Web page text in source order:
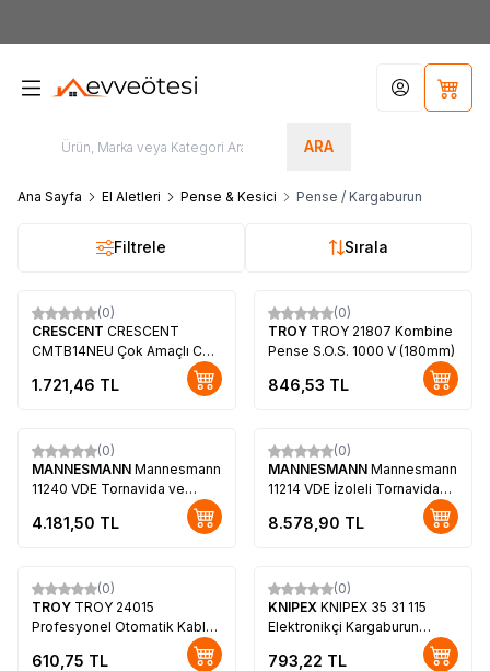
ARA
Hesabım
Ana Sayfa El Aletleri Pense & Kesici Pense / Kargaburun
Filtrele Sırala
(0)
CRESCENT CRESCENT
CMTB14NEU Çok Amaçlı Cep
Pensesi (14 Fonksiyonlu)
1.721,46 TL
(0)
TROY TROY 21807 Kombine
Pense S.O.S. 1000 V (180mm)
846,53 TL
(0)
MANNESMANN Mannesmann
11240 VDE Tornavida ve
4.181,50 TL
(0)
MANNESMANN Mannesmann
11214 VDE İzoleli Tornavida
8.578,90 TL
(0)
TROY TROY 24015
Profesyonel Otomatik Kablo
610,75 TL
(0)
KNIPEX KNIPEX 35 31 115
Elektronikçi Kargaburun
793,22 TL